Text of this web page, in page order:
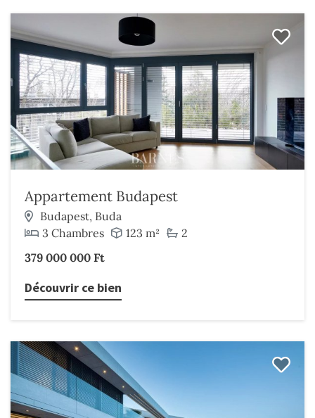
Appartement Budapest
Budapest, Buda
3 Chambres
123 m²
2
379 000 000 Ft
Découvrir ce bien